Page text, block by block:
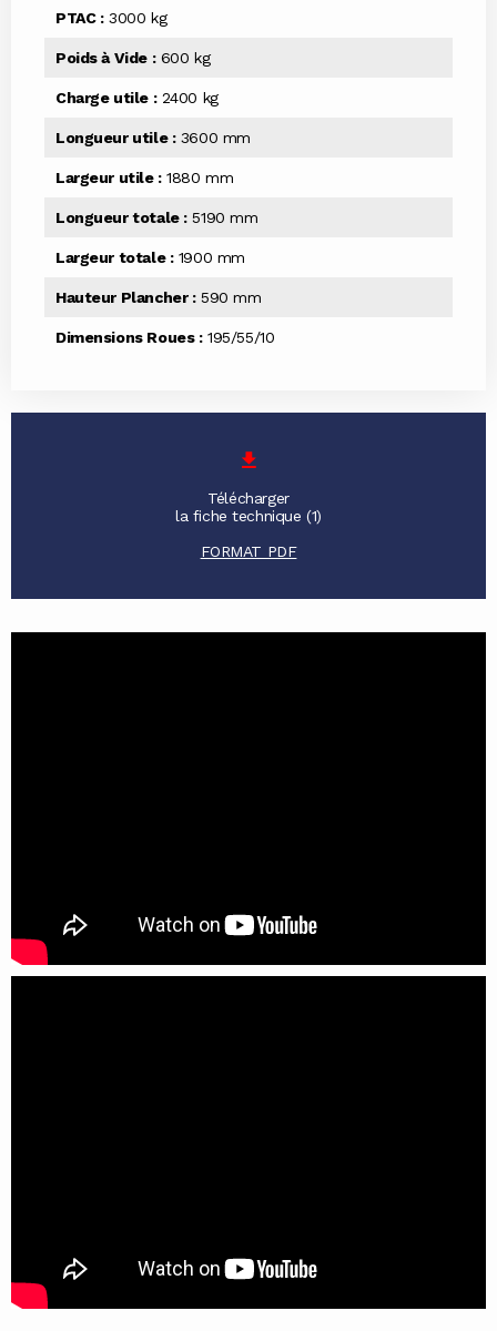
PTAC :3000 kg
Poids à Vide :600 kg
Charge utile :2400 kg
Longueur utile :3600 mm
Largeur utile :1880 mm
Longueur totale :5190 mm
Largeur totale :1900 mm
Hauteur Plancher :590 mm
Dimensions Roues :195/55/10
Télécharger
la fiche technique (1)
FORMAT PDF